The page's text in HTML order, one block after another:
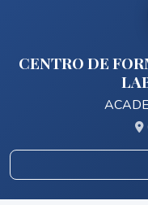
CENTRO DE